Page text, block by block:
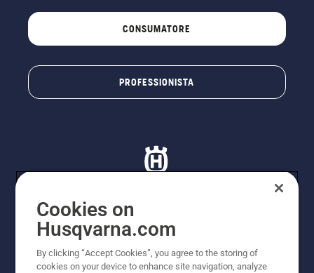
CONSUMATORE
PROFESSIONISTA
© Husqvarna AB (publ). Tutti i diritti riservati. I prezzi
Husqvarna Schweiz AG per i rivenditori specializzati
Cookies on
Husqvarna.com
By clicking “Accept Cookies”, you agree to the storing of
cookies on your device to enhance site navigation, analyze